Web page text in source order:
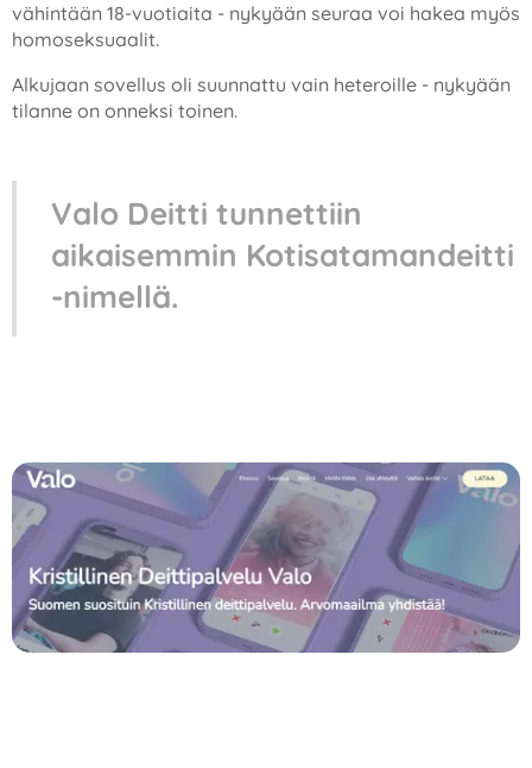
vähintään 18-vuotiaita - nykyään seuraa voi hakea myös
homoseksuaalit.
Alkujaan sovellus oli suunnattu vain heteroille - nykyään
tilanne on onneksi toinen.
Valo Deitti tunnettiin
aikaisemmin Kotisatamandeitti
-nimellä.